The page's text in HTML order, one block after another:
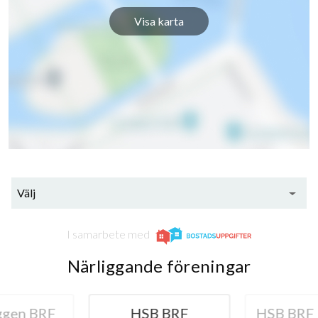
Visa karta
Välj
I samarbete med
Närliggande föreningar
BRF HSB BRF HSB